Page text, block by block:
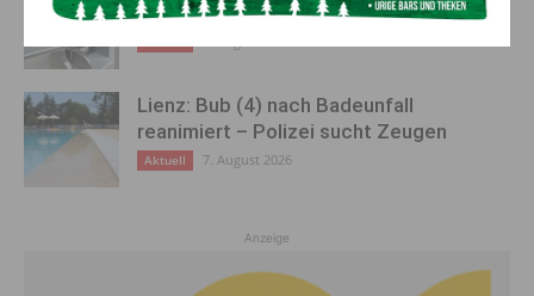
Polizei bittet um Hinweise
Lienz: Bub (4) nach Badeunfall
reanimiert – Polizei sucht Zeugen
Aktuell 7. August 2026
Anzeige